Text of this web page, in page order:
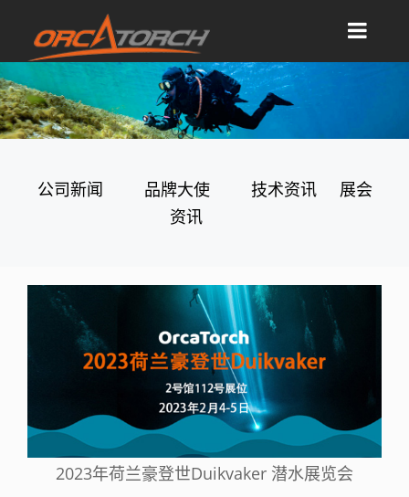
公司新闻 品牌大使 技术资讯
展会
资讯
2023年荷兰豪登世Duikvaker 潜水展览会